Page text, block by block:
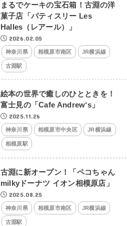
まるでケーキの宝石箱！古淵の洋
菓子店「パティスリー Les
Halles（レアール）」
2026.02.05
神奈川県 相模原市南区 JR横浜線
古淵駅
絵本の世界で癒しのひとときを！
富士見の「Cafe Andrew‘s」
2025.11.26
神奈川県 相模原市中央区 JR横浜線
相模原駅
古淵に新オープン！「ペコちゃん
milkyドーナツ イオン相模原店」
2025.08.25
神奈川県 相模原市南区 JR横浜線
古淵駅